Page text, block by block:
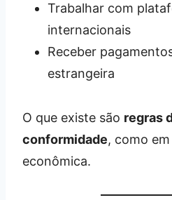
Trabalhar com
internacionais
Receber
estrangeira
O que existe são regras
conformidade, como
econômica.